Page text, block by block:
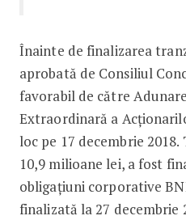
Înainte de finalizarea
aprobată de Consiliul
favorabil de către
Extraordinară a
loc pe 17 decembrie
10,9 milioane lei, a fost
obligațiuni corporative
finalizată la 27 decembrie